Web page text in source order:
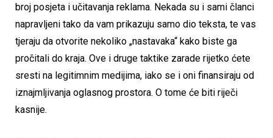
broj posjeta i učitavanja reklama. Nekada su i sami članci
napravljeni tako da vam prikazuju samo dio teksta, te vas
tjeraju da otvorite nekoliko „nastavaka“ kako biste ga
pročitali do kraja. Ove i druge taktike zarade rijetko ćete
sresti na legitimnim medijima, iako se i oni finansiraju od
iznajmljivanja oglasnog prostora. O tome će biti riječi
kasnije.